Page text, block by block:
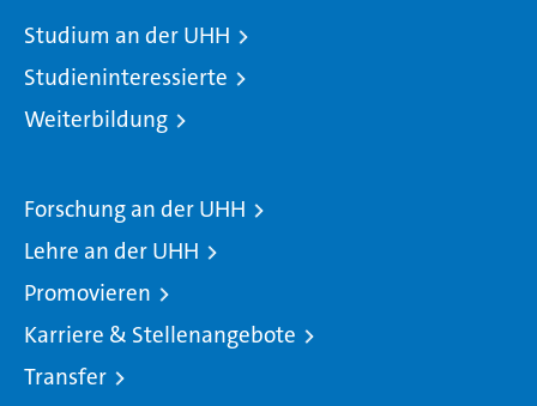
Studium an der UHH
Studieninteressierte
Weiterbildung
Forschung an der UHH
Lehre an der UHH
Promovieren
Karriere & Stellenangebote
Transfer